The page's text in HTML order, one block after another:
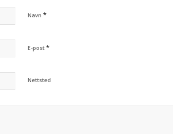
Navn *
E-post *
Nettsted